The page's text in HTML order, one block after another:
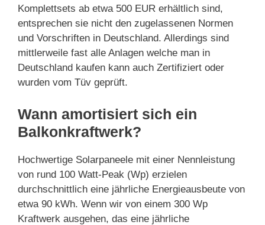
Komplettsets ab etwa 500 EUR erhältlich sind,
entsprechen sie nicht den zugelassenen Normen
und Vorschriften in Deutschland. Allerdings sind
mittlerweile fast alle Anlagen welche man in
Deutschland kaufen kann auch Zertifiziert oder
wurden vom Tüv geprüft.
Wann amortisiert sich ein
Balkonkraftwerk?
Hochwertige Solarpaneele mit einer Nennleistung
von rund 100 Watt-Peak (Wp) erzielen
durchschnittlich eine jährliche Energieausbeute von
etwa 90 kWh. Wenn wir von einem 300 Wp
Kraftwerk ausgehen, das eine jährliche